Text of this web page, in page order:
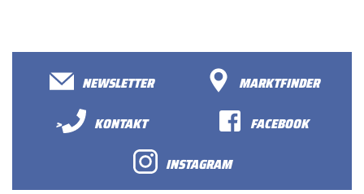
NEWSLETTER
MARKTFINDER
>
KONTAKT
FACEBOOK
INSTAGRAM